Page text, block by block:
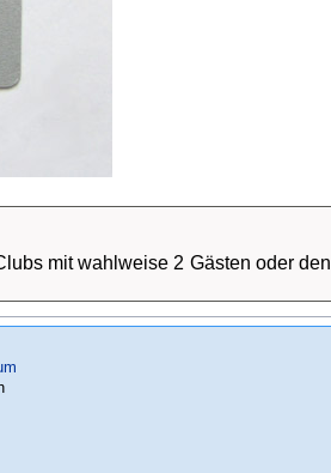
mit wahlweise 2 Gästen oder den